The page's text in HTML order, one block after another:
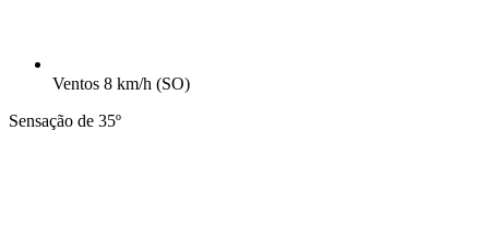
Ventos 8 km/h (SO)
Sensação de 35º